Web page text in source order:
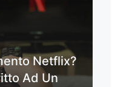
Netflix?
Ad Un